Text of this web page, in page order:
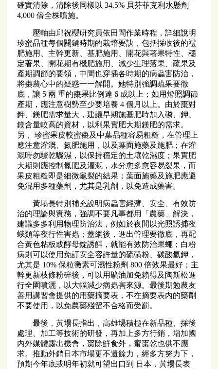
確實清除，清除後同樣以 34.5% 貝芬菲克利水懸劑
4,000 倍全株噴施。
壓軸由邱祝櫻研究員依田間作業時程，詳細說明
珍蜜品種每個關鍵時期的栽培要訣，包括採收後的禮
肥施用、主幹更新、基肥施用、開花與著果特性、穩
定著果、開花期有機肥施用、減少生理落果、疏果及
產期調節的要領，中間也穿插各時期的病蟲害防治，
將棗農心中的疑惑一一解開。她特別強調疏果要徹
底，讓 5 兩 重的棗果比例達 6 成以上；如用燈照調節
產期，應注意樹勢至少要培養 4 個月以上。由於棗對
鉀、鎂肥需求量大，建議早期施基肥時加入磷、鉀、
鎂含量較高的資材，以利果實肥大期鎂肥的需求。
另， 珍蜜果皮較蜜棗及中葉品種容易粗糙，在管理上
應注意灌溉、氮肥施用，以及葉面施藥及施肥；在灌
溉時勿驟乾驟濕，以保持穩定的土壤乾濕度；果實肥
大期則應控制氮肥及灌溉，水分愈多愈容易裂果，而
果皮粗糙即是細微龜裂的結果；葉面施藥及施肥應避
免混用多種藥劑，尤其是乳劑，以免造成藥害。
黃場長特別補充說明病蟲害經濟、安全、有效防
治的理論與實務，強調不要凡事都用「農藥」解決，
建議多多利用物理防治法，例如於夜間以光照誘捕夜
蛾類等夜行性害蟲；蓋網後，進出管理要徹底，再配
合黃色粘板或酵母錠誘餌，就能有效防治果蠅；白粉
病則可以使用免訂安全容許量的硫磺粉、碳酸氫鉀，
尤其是 10% 保粒黴素可濕性粉劑 800 倍效果最好；主
幹更新枝條粉碎後，可以用礦油加免賴得及陶斯松進
行全園噴灑，以大幅減少病蟲害來源。最後期勉農友
善用講習會提供的用藥摘要表，不在摘要表內的藥劑
不要使用，以免農藥殘留不合格而受罰。
最後，黃場長指出，高雄場積極在新品種、採後
處理、加工等技術的研發，再加上多方行銷，增加國
內外媒體露出機會，棗除鮮食外，蜜棗乾也供不應
求。推動外銷日本市場更不遺餘力，經多方努力下，
預期今年底或明年初就可望出口到 日本，黃場長表